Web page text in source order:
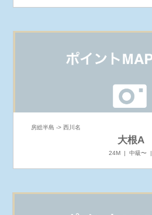
房総半島 -> 西川名
大根A
24M | 中級〜 |